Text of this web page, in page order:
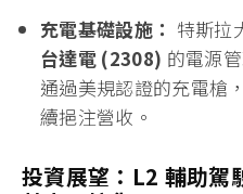
充電基礎設施： 特斯拉
台達電 (2308) 的電源
通過美規認證的充電槍
續挹注營收。
投資展望：L2 輔助駕